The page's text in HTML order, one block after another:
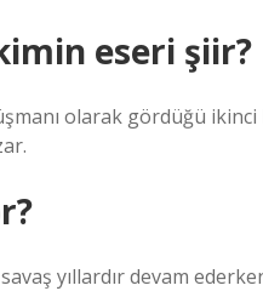
eseri şiir?
olarak gördüğü
yıllardır devam